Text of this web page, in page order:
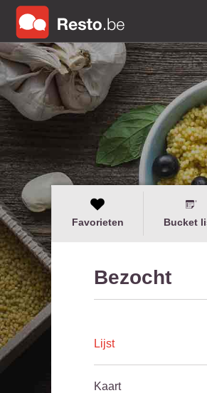
Favorieten Bucket
Bezocht
Lijst
Kaart